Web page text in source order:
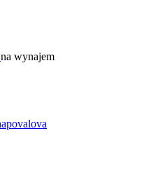
na wynajem